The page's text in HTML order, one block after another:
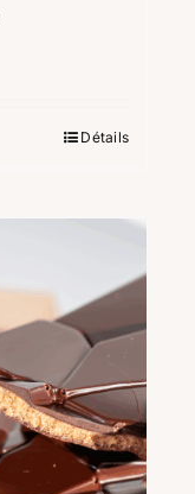
Détails